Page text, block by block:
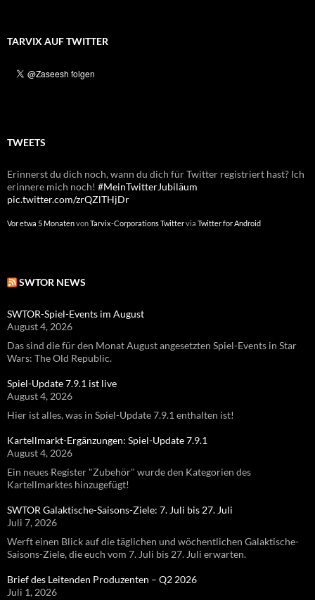
TARVIX AUF TWITTER
TWEETS
Erinnerst du dich noch, wann du dich für Twitter registriert hast? Ich
erinnere mich noch! #MeinTwitterJubiläum
pic.twitter.com/zrQZlTHjDr
Vor etwa 5 MonatenvonTarvix-Corporations Twittervia Twitter for Android
Erinnerst du dich noch, wann du dich für Twitter registriert hast? Ich
erinnere mich noch! #MeinTwitterJubiläum
pic.twitter.com/GITNW4yvgL
Vor etwa einem JahrvonTarvix-Corporations TwitterviaTwitter for Android
SWTOR NEWS
SWTOR-Spiel-Events im August
August 4, 2026
Das sind die für den Monat August angesetzten Spiel-Events in Star
Wars: The Old Republic.
Spiel-Update 7.9.1 ist live
August 4, 2026
Hier ist alles, was in Spiel-Update 7.9.1 enthalten ist!
Kartellmarkt-Ergänzungen: Spiel-Update 7.9.1
August 4, 2026
Ein neues Register "Zubehör" wurde den Kategorien des
Kartellmarktes hinzugefügt!
SWTOR Galaktische-Saisons-Ziele: 7. Juli bis 27. Juli
Juli 7, 2026
Werft einen Blick auf die täglichen und wöchentlichen Galaktische-
Saisons-Ziele, die euch vom 7. Juli bis 27. Juli erwarten.
Brief des Leitenden Produzenten – Q2 2026
Juli 1, 2026